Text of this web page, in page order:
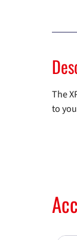
The
to